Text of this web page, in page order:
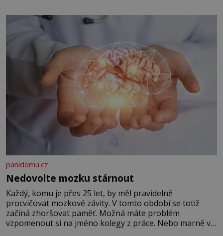
panidomu.cz
Nedovolte mozku stárnout
Každý, komu je přes 25 let, by měl pravidelně
procvičovat mozkové závity. V tomto období se totiž
začíná zhoršovat paměť. Možná máte problém
vzpomenout si na jméno kolegy z práce. Nebo marně v